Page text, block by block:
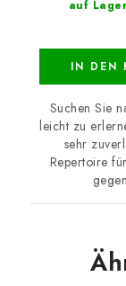
auf Lager
IN DEN
Suchen Sie
leicht zu
sehr
Repertoire